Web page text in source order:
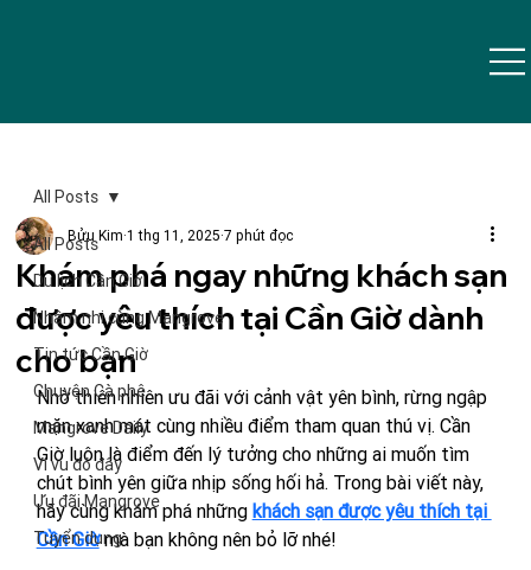
All Posts
Du lịch Cần Giờ
Nhâm nhi cùng Mangrove
Tin tức Cần Giờ
Chuyện Cà phê
Mangrove Daily
Vi vu đó đây
Ưu đãi Mangrove
Tuyển dụng
All Posts
Khám phá ngay những khách sạn
được yêu thích tại Cần Giờ dành
cho bạn
Bửu Kim 1 thg 11, 2025 7 phút đọc
Nhờ thiên nhiên ưu đãi với cảnh vật yên bình, rừng ngập
mặn xanh mát cùng nhiều điểm tham quan thú vị. Cần
Giờ luôn là điểm đến lý tưởng cho những ai muốn tìm
chút bình yên giữa nhịp sống hối hả. Trong bài viết này,
hãy cùng khám phá những khách sạn được yêu thích tại
Cần Giờ mà bạn không nên bỏ lỡ nhé!